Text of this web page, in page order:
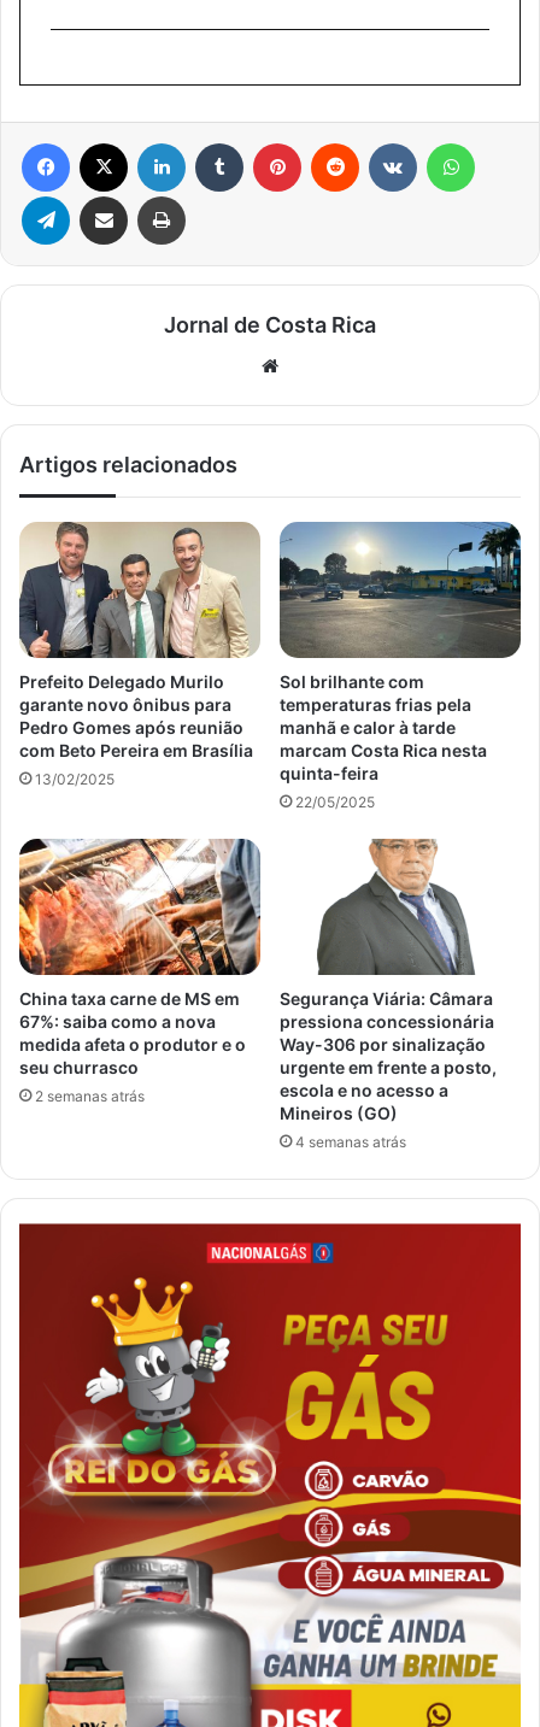
Facebook Linkedin Tumblr Pinterest Reddit
Telegram Compartilhar via e-mail Imprimir
Jornal de Costa Rica
Artigos relacionados
Prefeito Delegado Murilo
garante novo ônibus para
Pedro Gomes após reunião
com Beto Pereira em Brasília
13/02/2025
Sol brilhante com
temperaturas frias pela
manhã e calor à tarde
marcam Costa Rica nesta
quinta-feira
22/05/2025
China taxa carne de MS em
67%: saiba como a nova
medida afeta o produtor e o
seu churrasco
2 semanas atrás
Segurança Viária: Câmara
pressiona concessionária
Way-306 por sinalização
urgente em frente a posto,
escola e no acesso a
Mineiros (GO)
4 semanas atrás